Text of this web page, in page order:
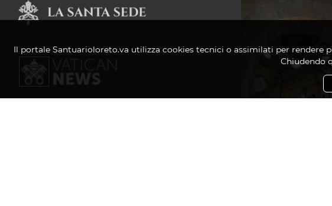
Il portale Santuarioloreto.va utilizza cookies tecnici o assimilati per rendere
Chiudendo